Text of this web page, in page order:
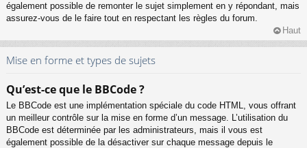
également possible de remonter le sujet simplement en y répondant, mais
assurez-vous de le faire tout en respectant les règles du forum.
Haut
Mise en forme et types de sujets
Qu’est-ce que le BBCode ?
Le BBCode est une implémentation spéciale du code HTML, vous offrant
un meilleur contrôle sur la mise en forme d’un message. L’utilisation du
BBCode est déterminée par les administrateurs, mais il vous est
également possible de la désactiver sur chaque message depuis le